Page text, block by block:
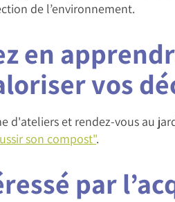
de l’environnement.
en
vos
d'ateliers et rendez-vous au
son compost".
par